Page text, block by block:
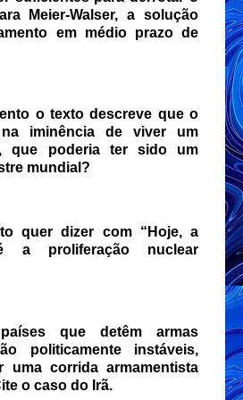
Meier-Walser, a solução
em médio prazo de
o texto descreve que o
iminência de viver um
que poderia ter sido um
mundial?
quer dizer com “Hoje, a
a proliferação nuclear
que detêm armas
politicamente instáveis,
uma corrida armamentista
o caso do Irã.